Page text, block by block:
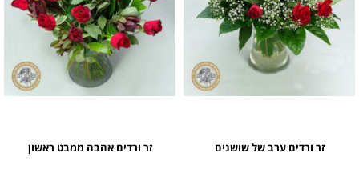
זר ורדים ערב של שושנים זר ורדים אהבה ממבט ראשון